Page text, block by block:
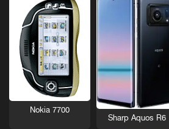
Sharp Aquos R6
Nokia 7700